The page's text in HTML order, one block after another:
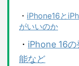
・ iPhone16と
がいいのか
・ iPhone 16
能など